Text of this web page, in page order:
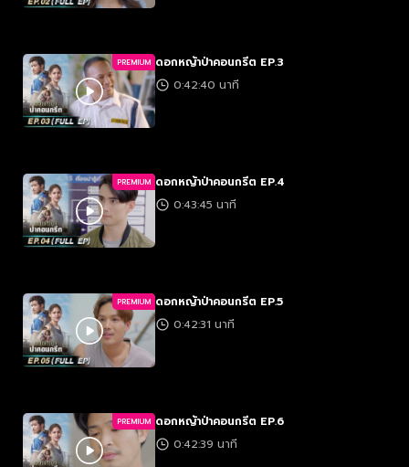
PREMIUM ดอกหญ้าป่าคอนกรีต EP.3
0:42:40 นาที
PREMIUM ดอกหญ้าป่าคอนกรีต EP.4
0:43:45 นาที
PREMIUM ดอกหญ้าป่าคอนกรีต EP.5
0:42:31 นาที
PREMIUM ดอกหญ้าป่าคอนกรีต EP.6
0:42:39 นาที